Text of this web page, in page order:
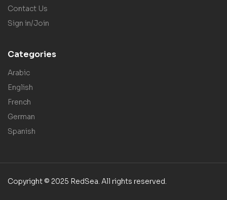
Contact Us
Sign in/Join
Categories
Arabic
English
French
German
Spanish
Copyright © 2025 RedSea. All rights reserved.